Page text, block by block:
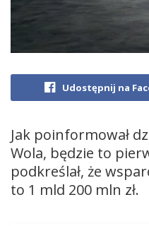
Udostępnij na
Jak poinformował
Wola, będzie to
podkreślał, że
to 1 mld 200 mln zł.